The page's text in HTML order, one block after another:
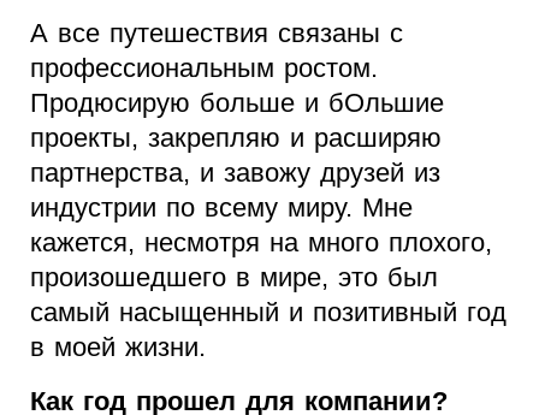
А все путешествия связаны с
профессиональным ростом.
Продюсирую больше и бОльшие
проекты, закрепляю и расширяю
партнерства, и завожу друзей из
индустрии по всему миру. Мне
кажется, несмотря на много плохого,
произошедшего в мире, это был
самый насыщенный и позитивный год
в моей жизни.
Как год прошел для компании?